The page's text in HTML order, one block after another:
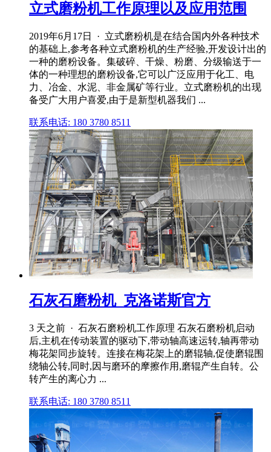
立式磨粉机工作原理以及应用范围
2019年6月17日 · 立式磨粉机是在结合国内外各种技术
的基础上,参考各种立式磨粉机的生产经验,开发设计出的
一种的磨粉设备。集破碎、干燥、粉磨、分级输送于一
体的一种理想的磨粉设备,它可以广泛应用于化工、电
力、冶金、水泥、非金属矿等行业。立式磨粉机的出现
备受广大用户喜爱,由于是新型机器我们 ...
联系电话: 180 3780 8511
石灰石磨粉机_克洛诺斯官方
3 天之前 · 石灰石磨粉机工作原理 石灰石磨粉机启动
后,主机在传动装置的驱动下,带动轴高速运转,轴再带动
梅花架同步旋转。连接在梅花架上的磨辊轴,促使磨辊围
绕轴公转,同时,因与磨环的摩擦作用,磨辊产生自转。公
转产生的离心力 ...
联系电话: 180 3780 8511